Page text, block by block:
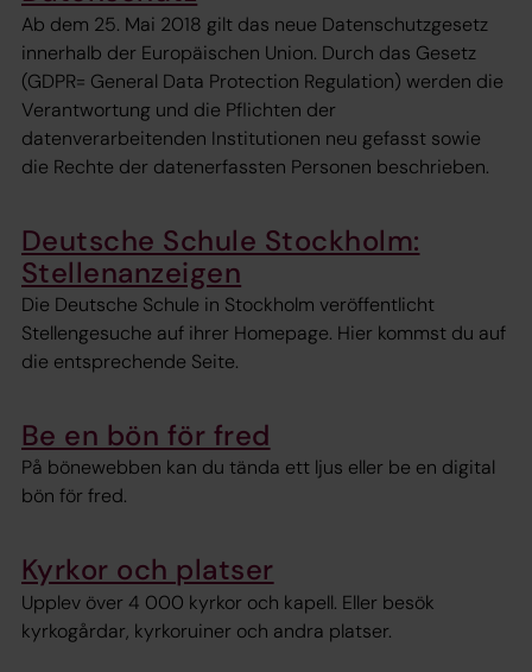
Ab dem 25. Mai 2018 gilt das neue Datenschutzgesetz
innerhalb der Europäischen Union. Durch das Gesetz
(GDPR= General Data Protection Regulation) werden die
Verantwortung und die Pflichten der
datenverarbeitenden Institutionen neu gefasst sowie
die Rechte der datenerfassten Personen beschrieben.
Deutsche Schule Stockholm:
Stellenanzeigen
Die Deutsche Schule in Stockholm veröffentlicht
Stellengesuche auf ihrer Homepage. Hier kommst du auf
die entsprechende Seite.
Be en bön för fred
På bönewebben kan du tända ett ljus eller be en digital
bön för fred.
Kyrkor och platser
Upplev över 4 000 kyrkor och kapell. Eller besök
kyrkogårdar, kyrkoruiner och andra platser.